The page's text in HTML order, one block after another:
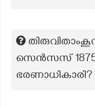
സെൻസസ്
ഭരണാധികാരി?